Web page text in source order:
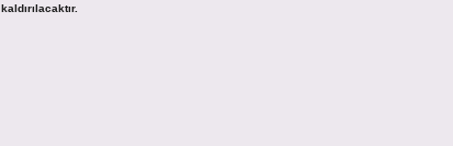
kaldırılacaktır.